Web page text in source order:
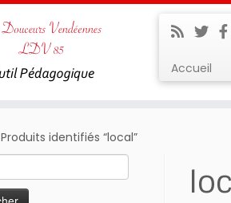
Accueil
Produits identifiés “local”